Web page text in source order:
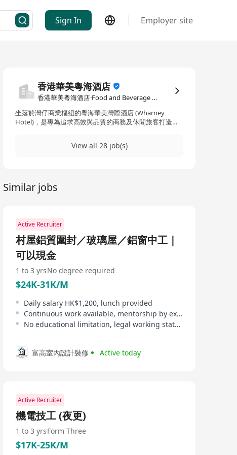
Sign In Employer site
香港華美粵海酒店
香港華美粵海酒店·Food and Beverage / Catering
坐落於灣仔商業樞紐的粵海華美灣際酒店 (Wharney
Hotel)，是專為追求高效與品質的商務及休閒旅客打造的
國際機場。 2、會展與行政核心：步行不到 10 分鐘即可抵
廳，提供多元餐飲選擇。客房配備大型商務辦公桌、房內
保險箱及全覆蓋免費 Wi-Fi，助您隨時掌握商機。 4、身心
周全高效。
View all 28 job(s)
Similar jobs
Active Recruiter
村屋鋁質圍封／玻璃屋／鋁窗中工｜
可以現金
1 to 3 yrsNo degree required
$24K-31K/M
Daily salary HK$1,200, lunch provided
Continuous work available, mentorship by experienced师傅
No educational limitation, legal working status in HK required
富高室內設計裝修 Active today
Active Recruiter
機電技工 (夜更)
1 to 3 yrsForm Three
$17K-25K/M